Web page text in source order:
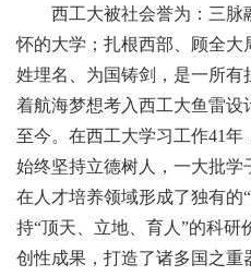
西工大被社会誉为：三脉
怀的大学；扎根西部、顾全
姓埋名、为国铸剑，是一所有
着航海梦想考入西工大鱼雷设
至今。在西工大学习工作41
始终坚持立德树人，一大批学
在人才培养领域形成了独有的
持“顶天、立地、育人”的科
创性成果，打造了诸多国之